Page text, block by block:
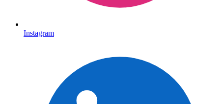
Instagram